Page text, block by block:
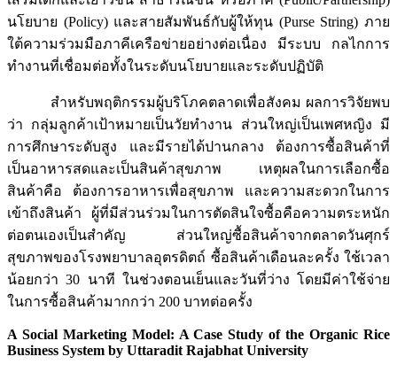
นโยบาย (Policy) และสายสัมพันธ์กับผู้ให้ทุน (Purse String) ภาย
ใต้ความร่วมมือภาคีเครือข่ายอย่างต่อเนื่อง มีระบบ กลไกการ
ทำงานที่เชื่อมต่อทั้งในระดับนโยบายและระดับปฏิบัติ
สำหรับพฤติกรรมผู้บริโภคตลาดเพื่อสังคม ผลการวิจัยพบ
ว่า กลุ่มลูกค้าเป้าหมายเป็นวัยทำงาน ส่วนใหญ่เป็นเพศหญิง มี
การศึกษาระดับสูง และมีรายได้ปานกลาง ต้องการซื้อสินค้าที่
เป็นอาหารสดและเป็นสินค้าสุขภาพ เหตุผลในการเลือกซื้อ
สินค้าคือ ต้องการอาหารเพื่อสุขภาพ และความสะดวกในการ
เข้าถึงสินค้า ผู้ที่มีส่วนร่วมในการตัดสินใจซื้อคือความตระหนัก
ต่อตนเองเป็นสำคัญ ส่วนใหญ่ซื้อสินค้าจากตลาดวันศุกร์
สุขภาพของโรงพยาบาลอุตรดิตถ์ ซื้อสินค้าเดือนละครั้ง ใช้เวลา
น้อยกว่า 30 นาที ในช่วงตอนเย็นและวันที่ว่าง โดยมีค่าใช้จ่าย
ในการซื้อสินค้ามากกว่า 200 บาทต่อครั้ง
A Social Marketing Model: A Case Study of the Organic Rice
Business System by Uttaradit Rajabhat University